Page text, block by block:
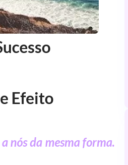
Efeito
nós da mesma forma.